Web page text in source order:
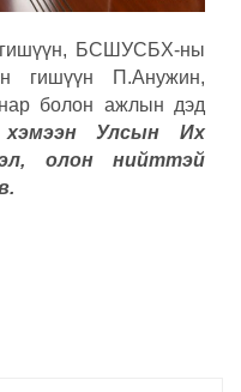
БСШУСБХ-ны
гишүүн П.Анужин,
болон ажлын дэд
хэмээн Улсын Их
олон нийттэй